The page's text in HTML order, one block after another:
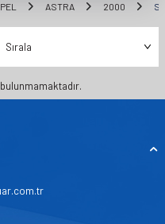
ASTRA 2000